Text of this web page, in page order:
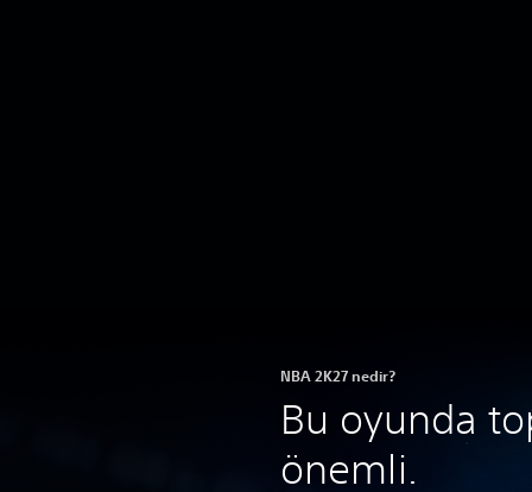
NBA 2K27 nedir?
Bu oyunda
önemli.